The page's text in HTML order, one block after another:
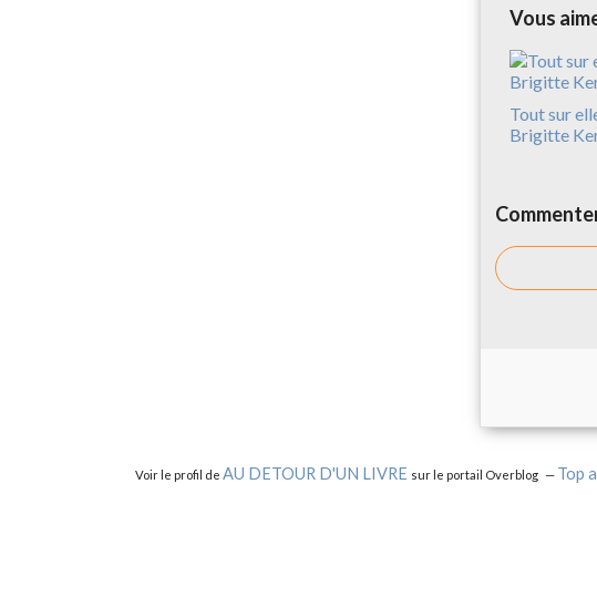
Vous
Tout sur
Brigitte
Voir le profil de AU DETOUR D'UN LIVRE sur le portail Overblog Top